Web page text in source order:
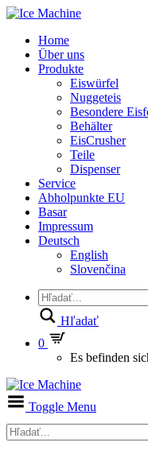
Home
Über uns
Produkte
Eiswürfel
Nuggeteis
Besondere
Behälter
EisCrusher
Teile
Dispenser
Service
Abholpunkte EU
Basar
Impressum
Deutsch
English
Slovenčina
Hľadať
0
Es befinden
Toggle Menu